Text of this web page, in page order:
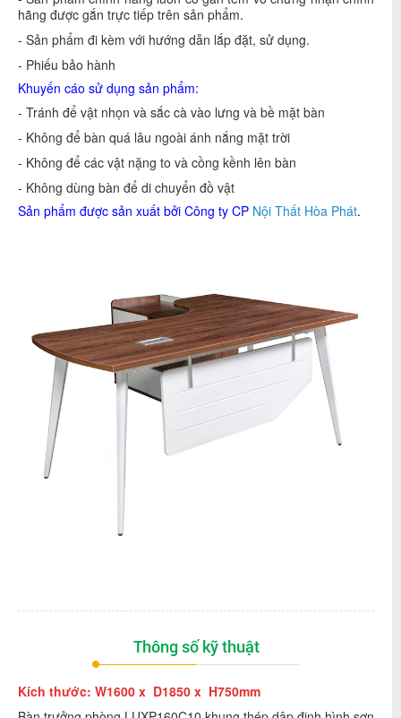
hãng được gắn trực tiếp trên sản phẩm.
- Sản phẩm đi kèm với hướng dẫn lắp đặt, sử dụng.
- Phiếu bảo hành
Khuyến cáo sử dụng sản phẩm:
- Tránh để vật nhọn và sắc cà vào lưng và bề mặt bàn
- Không để bàn quá lâu ngoài ánh nắng mặt trời
- Không để các vật nặng to và cồng kềnh lên bàn
- Không dùng bàn để di chuyển đồ vật
Sản phẩm được sản xuất bởi Công ty CP Nội Thất Hòa Phát.
Thông số kỹ thuật
Kích thước: W1600 x D1850 x H750mm